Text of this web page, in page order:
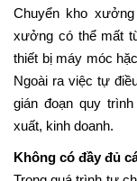
Chuyển kho
xưởng có thể mất
thiết bị máy móc
Ngoài ra việc tự
gián đoạn quy
xuất, kinh doanh.
Không có đầy đủ